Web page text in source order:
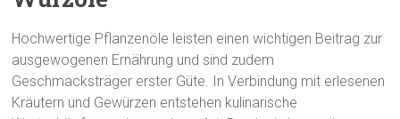
Hochwertige Pflanzenöle leisten einen wichtigen Beitrag zur
ausgewogenen Ernährung und sind zudem
Geschmacksträger erster Güte. In Verbindung mit erlesenen
Kräutern und Gewürzen entstehen kulinarische